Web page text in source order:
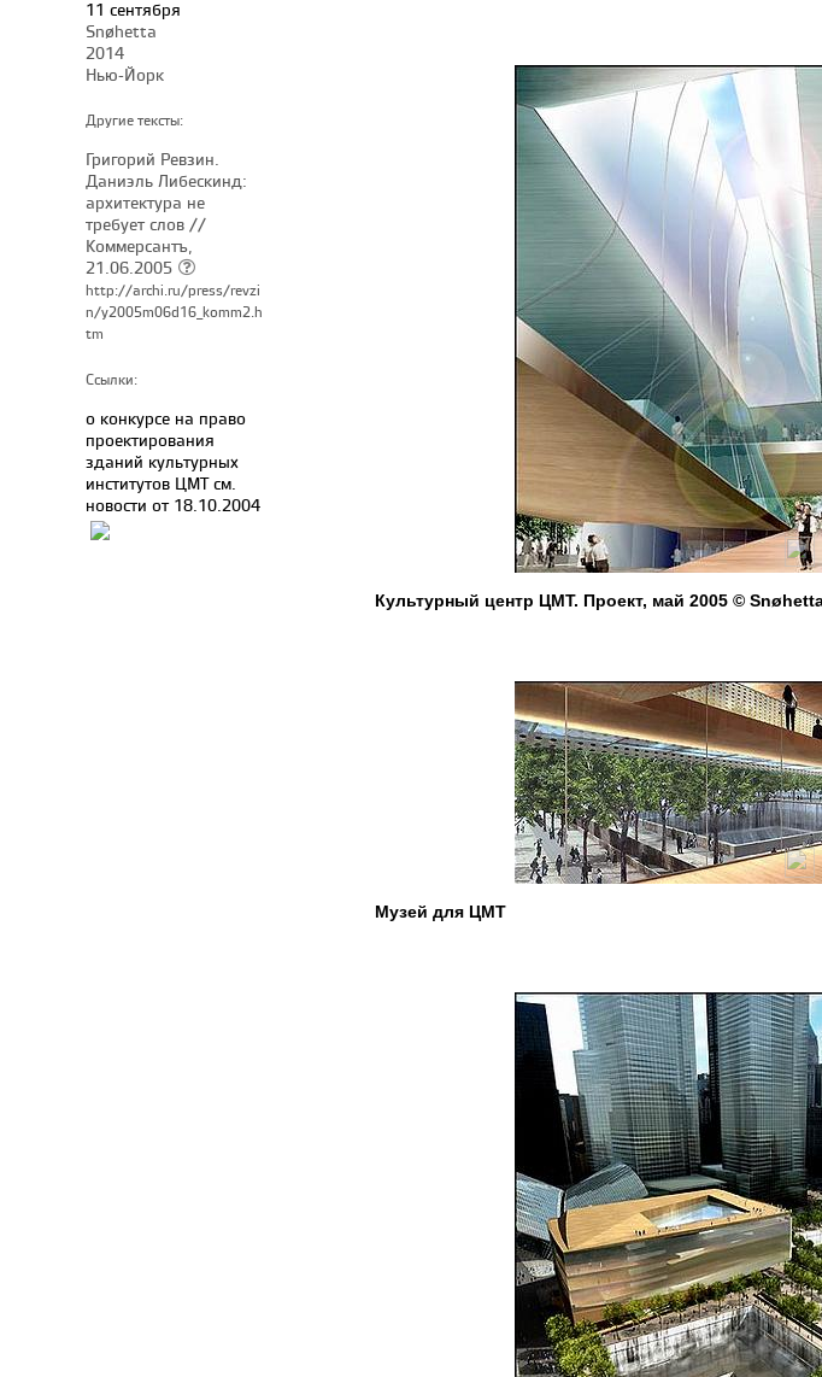
11 сентября
Snøhetta
2014
Нью-Йорк
Другие тексты:
Григорий Ревзин.
Даниэль Либескинд:
архитектура не
требует слов //
Коммерсантъ,
21.06.2005
http://archi.ru/press/revzi
n/y2005m06d16_komm2.h
tm
Ссылки:
о конкурсе на право
проектирования
зданий культурных
институтов ЦМТ см.
новости от 18.10.2004
Культурный центр ЦМТ. Проект, май 2005 ©
Музей для ЦМТ